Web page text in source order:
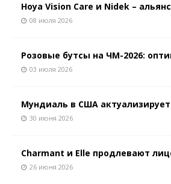
Hoya Vision Care и Nidek –
08 июля 2026
Розовые бутсы на ЧМ-2026:
03 июля 2026
Мундиаль в США актуализирует
30 июня 2026
Charmant и Elle продлевают
26 июня 2026